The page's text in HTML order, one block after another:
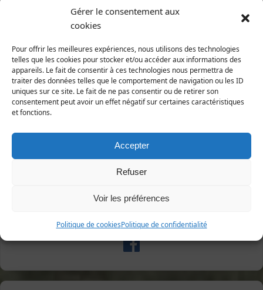
Gérer le consentement aux
cookies
Pour offrir les meilleures expériences, nous utilisons des technologies
telles que les cookies pour stocker et/ou accéder aux informations des
appareils. Le fait de consentir à ces technologies nous permettra de
traiter des données telles que le comportement de navigation ou les ID
uniques sur ce site. Le fait de ne pas consentir ou de retirer son
consentement peut avoir un effet négatif sur certaines caractéristiques
et fonctions.
Accepter
Refuser
Voir les préférences
Politique de cookiesPolitique de confidentialité
Dons en ligne
La nature a besoin de vous !
Signalement
Destruction de haies
Sur Facebook